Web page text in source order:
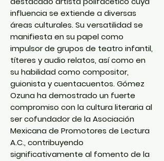
influencia se extiende a diversas
áreas culturales. Su versatilidad se
manifiesta en su papel como
impulsor de grupos de teatro infantil,
títeres y audio relatos, así como en
su habilidad como compositor,
guionista y cuentacuentos. Gómez
Ozuna ha demostrado un fuerte
compromiso con la cultura literaria al
ser cofundador de la Asociación
Mexicana de Promotores de Lectura
A.C., contribuyendo
significativamente al fomento de la